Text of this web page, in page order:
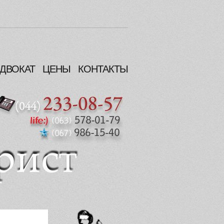
ЦЕНЫ КОНТАКТЫ